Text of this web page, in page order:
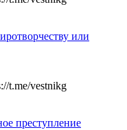
или
t.me/vestnikg
преступление